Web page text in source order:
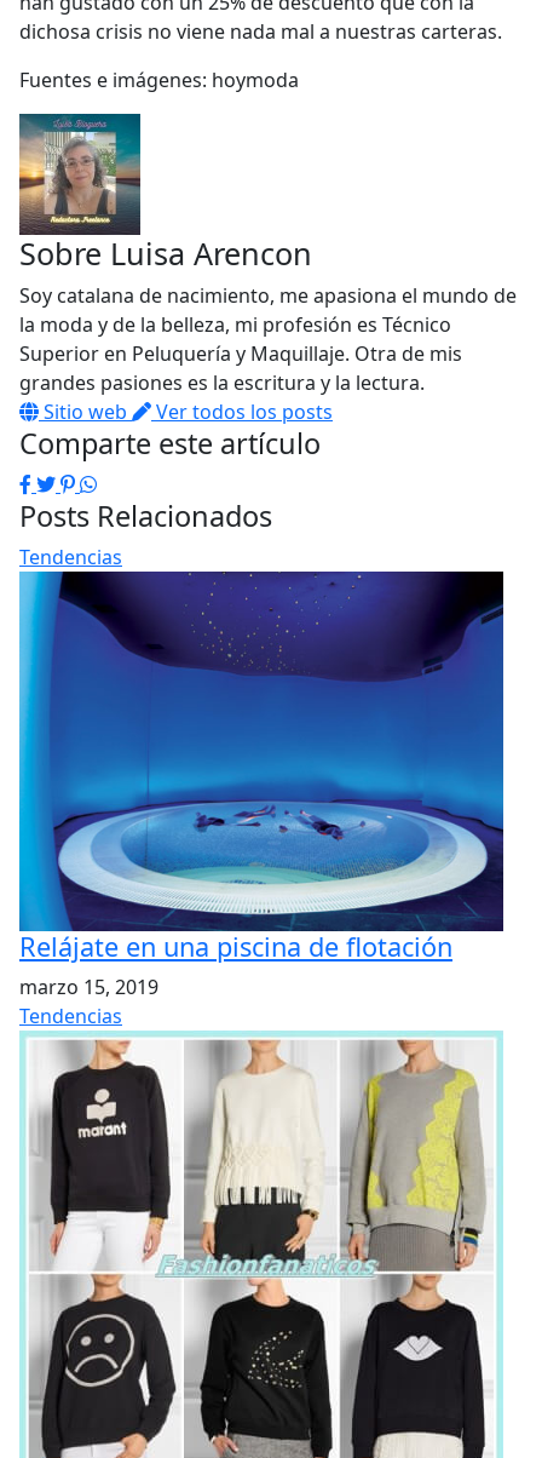
dichosa crisis no viene nada mal a nuestras carteras.
Fuentes e imágenes: hoymoda
Sobre Luisa Arencon
Soy catalana de nacimiento, me apasiona el mundo de
la moda y de la belleza, mi profesión es Técnico
Superior en Peluquería y Maquillaje. Otra de mis
grandes pasiones es la escritura y la lectura.
Sitio web
Ver todos los posts
Comparte este artículo
Facebook
Twitter
Pinterest
WhatsApp
Posts Relacionados
Tendencias
Relájate en una piscina de flotación
marzo 15, 2019
Tendencias